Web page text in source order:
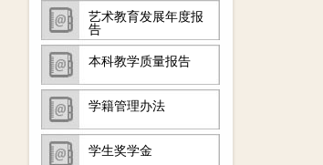
艺术教育发展年度报
告
本科教学质量报告
学籍管理办法
学生奖学金